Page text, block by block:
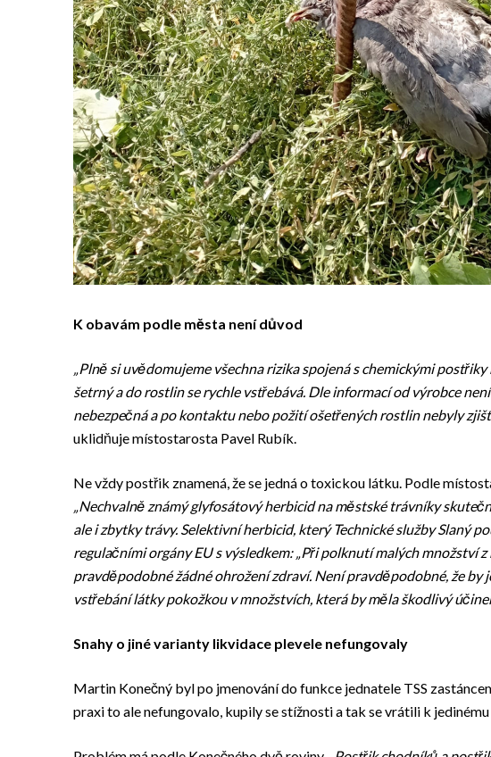
K obavám podle města není důvod
„Plně si uvědomujeme všechna rizika spojená s chemickými
šetrný a do rostlin se rychle vstřebává. Dle informací od výrobce
nebezpečná a po kontaktu nebo požití ošetřených rostlin nebyly
uklidňuje místostarosta Pavel Rubík.
Ne vždy postřik znamená, že se jedná o toxickou látku. Podle
„Nechvalně známý glyfosátový herbicid na městské trávníky
ale i zbytky trávy. Selektivní herbicid, který Technické služby Slaný
regulačními orgány EU s výsledkem:„Při polknutí malých množství
pravděpodobné žádné ohrožení zdraví. Není pravděpodobné, že
vstřebání látky pokožkou v množstvích, která by měla škodlivý
Snahy o jiné varianty likvidace plevele nefungovaly
Martin Konečný byl po jmenování do funkce jednatele TSS
praxi to ale nefungovalo, kupily se stížnosti a tak se vrátili k